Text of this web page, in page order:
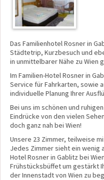
Das Familienhotel Rosner in
Städtetrip, Kurzbesuch und
in unmittelbarer Nähe zu
Im Familien-Hotel Rosner in
Service für Fahrkarten, sowie
individuelle Planung Ihrer
Bei uns im schönen und
Eindrücke von den vielen
doch ganz nah bei Wien!
Unsere 23 Zimmer, teilweise
Jedes Zimmer sieht ein wenig
Hotel Rosner in Gablitz bei
Frühstücksbüffet um gestärkt
der Innenstadt von Wien zu